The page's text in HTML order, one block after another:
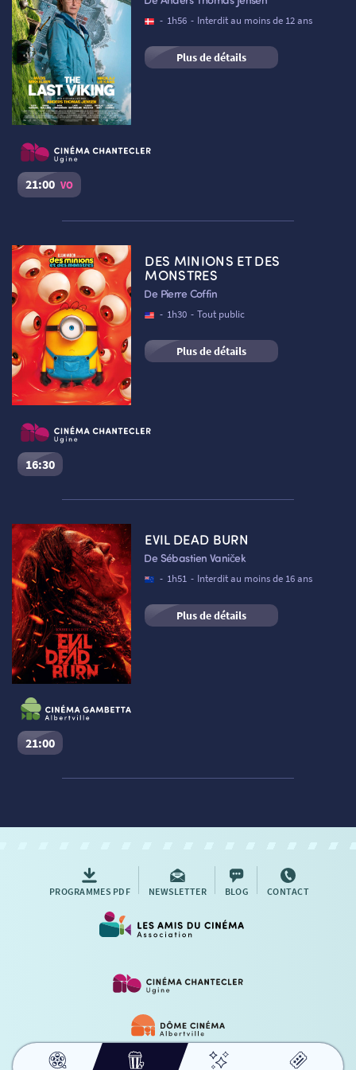
NOUS CONTACTER
Réserver une place
- 1h56 - Interdit au moins de 12 ans
Plus de détails
21:00 VO
Séance du06/08/2026à 21:00 VO
Cinéma Le Chantecler – Ugine :Salle 1
Réserver une place
DES MINIONS ET DES
MONSTRES
De Pierre Coffin
- 1h30 - Tout public
Plus de détails
16:30
Séance du06/08/2026à 16:30 VF
Cinéma Le Chantecler – Ugine :Salle 1
Réserver une place
EVIL DEAD BURN
De Sébastien Vaniček
- 1h51 - Interdit au moins de 16 ans
Plus de détails
21:00
Cinéma Le Dôme Gambetta – Albertville :Salle n°1
PROGRAMMES PDF NEWSLETTER BLOG CONTACT